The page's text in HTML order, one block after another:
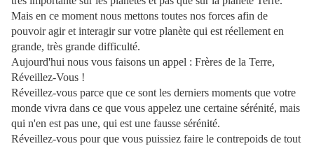
Mais en ce moment nous mettons toutes nos forces afin de
pouvoir agir et interagir sur votre planète qui est réellement en
grande, très grande difficulté.
Aujourd'hui nous vous faisons un appel : Frères de la Terre,
Réveillez-Vous !
Réveillez-vous parce que ce sont les derniers moments que votre
monde vivra dans ce que vous appelez une certaine sérénité, mais
qui n'en est pas une, qui est une fausse sérénité.
Réveillez-vous pour que vous puissiez faire le contrepoids de tout